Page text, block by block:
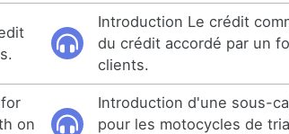
Introduction Le crédit
du crédit accordé par un
clients.
on
Introduction d'une sous-
pour les motocycles de